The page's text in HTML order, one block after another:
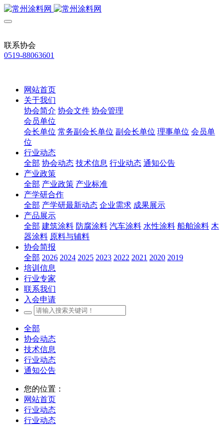
联系协会
0519-88063601
网站首页
关于我们
协会简介 协会文件 协会管理
会员单位
会长单位 常务副会长单位 副会长单位 理事单位 会员单
位
行业动态
全部 协会动态 技术信息 行业动态 通知公告
产业政策
全部 产业政策 产业标准
产学研合作
全部 产学研最新动态 企业需求 成果展示
产品展示
全部 建筑涂料 防腐涂料 汽车涂料 水性涂料 船舶涂料 木
器涂料 原料与辅料
协会简报
全部 2026 2024 2025 2023 2022 2021 2020 2019
培训信息
行业专家
联系我们
入会申请
全部
协会动态
技术信息
行业动态
通知公告
您的位置：
网站首页
行业动态
行业动态